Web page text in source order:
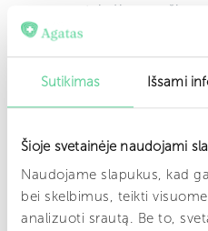
Sutikimas Išsami
Šioje svetainėje naudojami
Naudojame slapukus, kad
bei skelbimus, teikti
analizuoti srautą. Be to,
svetainėje esančią
nustatymus“;
atšaukti sutikimą
4. Kur peržiūrėti
Visą dinamiškai
naudojamų slapukų